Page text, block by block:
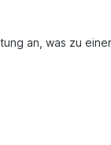
an, was zu